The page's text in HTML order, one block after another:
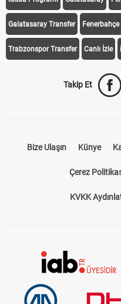
Galatasaray Transfer
Trabzonspor Transfer Canlı İzle
Takip Et
Bize Ulaşın Künye
Çerez
KVKK